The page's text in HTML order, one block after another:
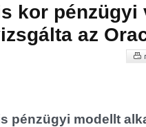
kor pénzügyi
az
pénzügyi modellt